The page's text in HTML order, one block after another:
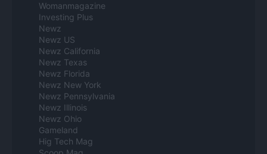
Womanmagazine
Investing Plus
Newz
Newz US
Newz California
Newz Texas
Newz Florida
Newz New York
Newz Pennsylvania
Newz Illinois
Newz Ohio
Gameland
Hig Tech Mag